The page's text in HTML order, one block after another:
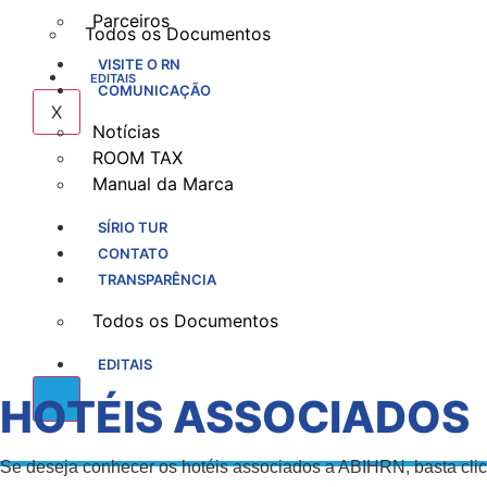
Todos os Documentos
EDITAIS
X
Parceiros
VISITE O RN
COMUNICAÇÃO
Notícias
ROOM TAX
Manual da Marca
SÍRIO TUR
CONTATO
TRANSPARÊNCIA
Todos os Documentos
EDITAIS
X
HOTÉIS ASSOCIADOS
Se deseja conhecer os hotéis associados a ABIHRN, basta